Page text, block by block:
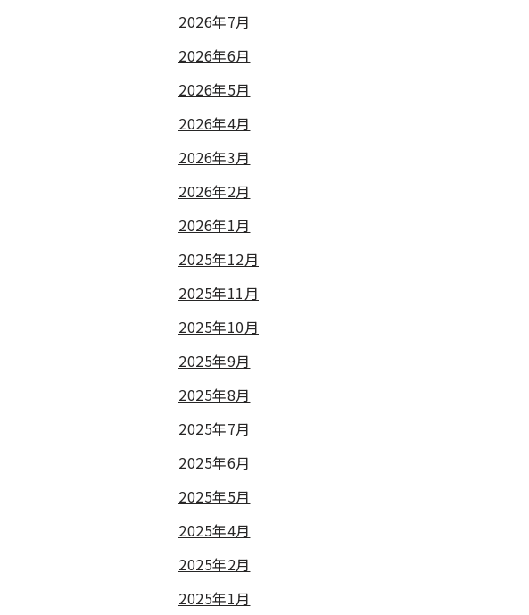
2026年7月
2026年6月
2026年5月
2026年4月
2026年3月
2026年2月
2026年1月
2025年12月
2025年11月
2025年10月
2025年9月
2025年8月
2025年7月
2025年6月
2025年5月
2025年4月
2025年2月
2025年1月